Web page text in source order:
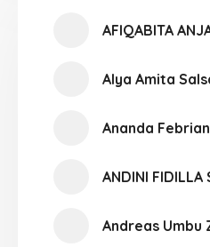
AFIQABITA
Alya Amita
Ananda
ANDINI FIDILLA
Andreas Umbu